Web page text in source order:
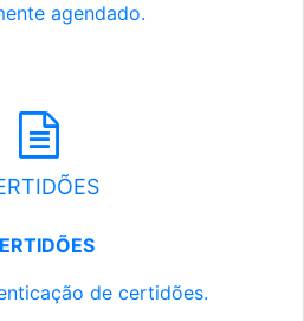
agendado.
de certidões.